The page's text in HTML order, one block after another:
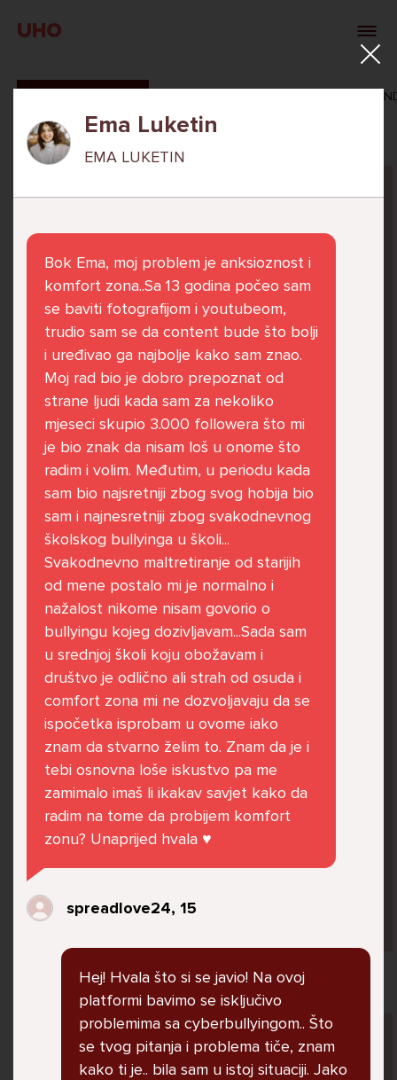
UHO
VERONIKA
Već 6 godina u školi nekoliko cura iz mog
razreda me izbacuju iz zajedničkih aktivnosti
te me iskorištavaju. Dečki iz mojeg razreda mi
govore da sam glupača te me preko discorda
vrijeđaju jer sam niska te mi govore da se
ubijem. Prije mjesec dana su me istukli kod
parka iz čistog mira dok sam prolazila sa
svojim susjedama i malim psom. Stalno u
krevet idem plačući. Nesvjesno te zbog
ljutnje sam se počela tući po nogama no
prestala sam jer me važna osoba potaknula
na to. Prije toga svega nakon nekoliko godina
prijateljstva ostavila me najbolja prijateljica
nisam htjela ići u školu jer me to sve jako
pogodilo. Cyber bulyala me preko snapchata
i drugih drugih društvenih mreža. Sad opet
razgovaramo no jako teško. Stalno provodim
vrijeme učeći ili trenirajući moje pse jako sam
vezana za njih te ih jako volim Često
razgovaram s mamom no ne želim joj sve reći
jer me ne shvaća. Ponekad želim skočiti sa
balkona svoje kuće. Neznam što da više
Lana, 12
Pitaj Stručnjaka
STRUCNJAK
Ema Luketin
EMA LUKETIN
Bok Ema, moj problem je anksioznost i
komfort zona..Sa 13 godina počeo sam
se baviti fotografijom i youtubeom,
trudio sam se da content bude što bolji
i uređivao ga najbolje kako sam znao.
Moj rad bio je dobro prepoznat od
strane ljudi kada sam za nekoliko
mjeseci skupio 3.000 followera što mi
je bio znak da nisam loš u onome što
radim i volim. Međutim, u periodu kada
sam bio najsretniji zbog svog hobija bio
sam i najnesretniji zbog svakodnevnog
školskog bullyinga u školi...
Svakodnevno maltretiranje od starijih
od mene postalo mi je normalno i
nažalost nikome nisam govorio o
bullyingu kojeg dozivljavam...Sada sam
u srednjoj školi koju obožavam i
društvo je odlično ali strah od osuda i
comfort zona mi ne dozvoljavaju da se
ispočetka isprobam u ovome iako
znam da stvarno želim to. Znam da je i
tebi osnovna loše iskustvo pa me
zamimalo imaš li ikakav savjet kako da
radim na tome da probijem komfort
zonu? Unaprijed hvala ♥️
spreadlove24, 15
Hej! Hvala što si se javio! Na ovoj
platformi bavimo se isključivo
problemima sa cyberbullyingom.. Što
se tvog pitanja i problema tiče, znam
kako ti je.. bila sam u istoj situaciji. Jako